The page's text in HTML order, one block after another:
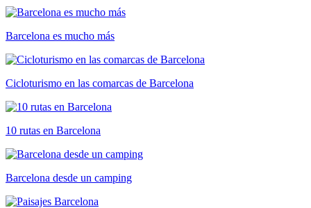
Barcelona es mucho más
Cicloturismo en las comarcas de Barcelona
10 rutas en Barcelona
Barcelona desde un camping